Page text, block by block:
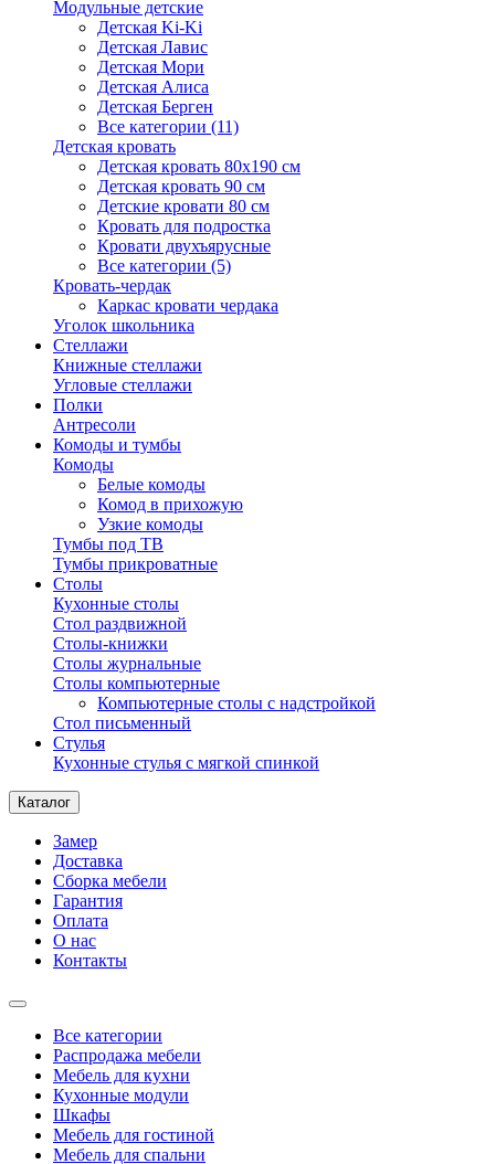
Модульные детские
Детская Ki-Ki
Детская Лавис
Детская Мори
Детская Алиса
Детская Берген
Все категории (11)
Детская кровать
Детская кровать 80х190 см
Детская кровать 90 см
Детские кровати 80 см
Кровать для подростка
Кровати двухъярусные
Все категории (5)
Кровать-чердак
Каркас кровати чердака
Уголок школьника
Стеллажи
Книжные стеллажи
Угловые стеллажи
Полки
Антресоли
Комоды и тумбы
Комоды
Белые комоды
Комод в прихожую
Узкие комоды
Тумбы под ТВ
Тумбы прикроватные
Столы
Кухонные столы
Стол раздвижной
Столы-книжки
Столы журнальные
Столы компьютерные
Компьютерные столы с надстройкой
Стол письменный
Стулья
Кухонные стулья с мягкой спинкой
Каталог
Замер
Доставка
Сборка мебели
Гарантия
Оплата
О нас
Контакты
Все категории
Распродажа мебели
Мебель для кухни
Кухонные модули
Шкафы
Мебель для гостиной
Мебель для спальни